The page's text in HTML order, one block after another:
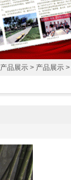
产品展示 > 产品展示 >